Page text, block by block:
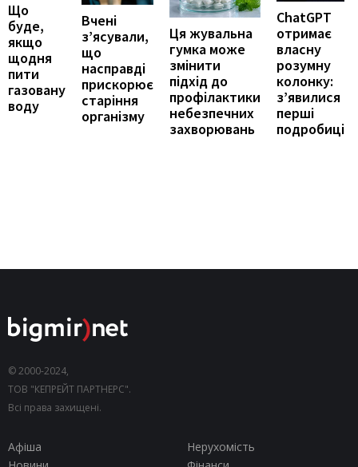
Що
буде,
якщо
щодня
пити
газовану
воду
Вчені
з’ясували,
що
насправді
прискорює
старіння
організму
Ця жувальна
гумка може
змінити
підхід до
профілактики
небезпечних
захворювань
ChatGPT
отримає
власну
розумну
колонку:
з’явилися
перші
подробиці
© 2000-2024,
ТОВ "КЕПРЕЙТ ПАРТНЕРС".
Всі права захищені.
Афіша
Нерухомість